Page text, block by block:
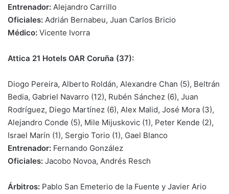
Entrenador: Alejandro Carrillo
Oficiales: Adrián Bernabeu, Juan Carlos Bricio
Médico: Vicente Ivorra
Attica 21 Hotels OAR Coruña (37):
Diogo Pereira, Alberto Roldán, Alexandre Chan (5), Beltrán
Bedia, Gabriel Navarro (12), Rubén Sánchez (6), Juan
Rodríguez, Diego Martínez (6), Alex Malid, José Mora (3),
Alejandro Conde (5), Mile Mijuskovic (1), Peter Kende (2),
Israel Marín (1), Sergio Torio (1), Gael Blanco
Entrenador: Fernando González
Oficiales: Jacobo Novoa, Andrés Resch
Árbitros: Pablo San Emeterio de la Fuente y Javier Ario